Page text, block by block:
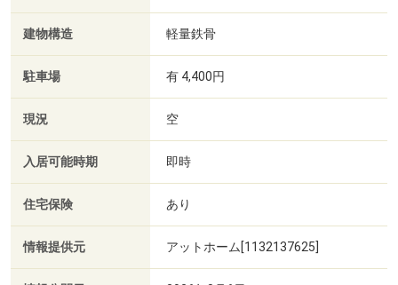
建物構造 軽量鉄骨
駐車場 有 4,400円
現況 空
入居可能時期 即時
住宅保険 あり
情報提供元 アットホーム[1132137625]